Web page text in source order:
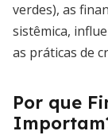
verdes), as
sistêmica,
as práticas de
Por que